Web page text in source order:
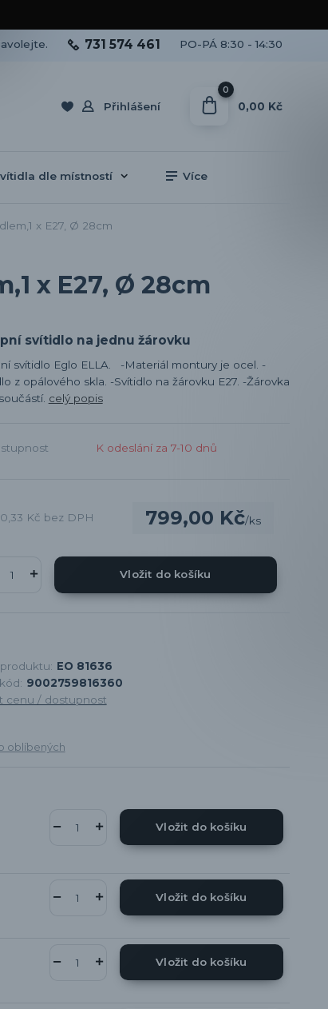
Přihlášení
731 574 461 PO-PÁ 8:30 - 14:30
0
0,00 Kč
dle místností Více
x E27, Ø 28cm
x E27, Ø 28cm
svítidlo na jednu žárovku
svítidlo Eglo ELLA. -Materiál montury je ocel. -
z opálového skla. -Svítidlo na žárovku E27. -Žárovka
celý popis
K odeslání za 7-10 dnů
799,00 Kč/ks
Kč bez DPH
Vložit do košíku
EO 81636
9002759816360
cenu / dostupnost
oblíbených
Vložit do košíku
Vložit do košíku
Vložit do košíku